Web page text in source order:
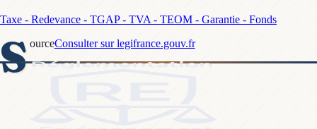
Taxe - Redevance - TGAP - TVA - TEOM - Garantie - Fonds
S ourceConsulter sur legifrance.gouv.fr